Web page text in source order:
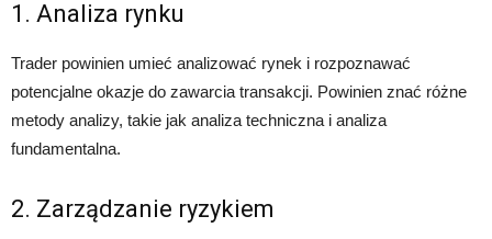
1. Analiza rynku
Trader powinien umieć analizować rynek i rozpoznawać
potencjalne okazje do zawarcia transakcji. Powinien znać różne
metody analizy, takie jak analiza techniczna i analiza
fundamentalna.
2. Zarządzanie ryzykiem